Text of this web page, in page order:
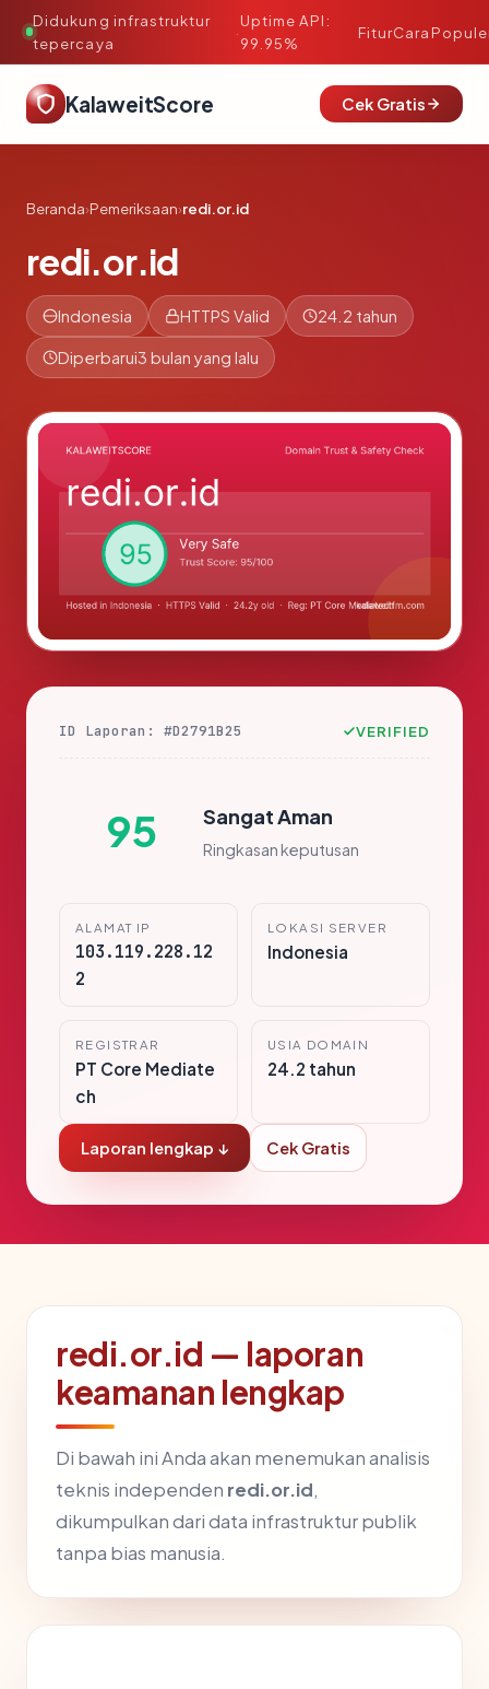
Didukung infrastruktur
tepercaya
·
Uptime API:
99.95%
FiturCara
KalaweitScore Cek Gratis
Beranda›Pemeriksaan›redi.or.id
redi.or.id
Indonesia HTTPS Valid 24.2 tahun
Diperbarui3 bulan yang lalu
ID Laporan: #D2791B25 VERIFIED
95 Sangat Aman
Ringkasan keputusan
ALAMAT IP
103.119.228.12
2
LOKASI SERVER
Indonesia
REGISTRAR
PT Core Mediate
ch
USIA DOMAIN
24.2 tahun
Laporan lengkap ↓ Cek Gratis
redi.or.id — laporan
keamanan lengkap
Di bawah ini Anda akan menemukan analisis
teknis independen redi.or.id,
dikumpulkan dari data infrastruktur publik
tanpa bias manusia.